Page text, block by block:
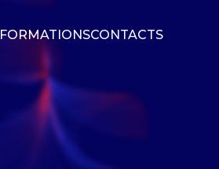
FORMATIONSCONTACTS